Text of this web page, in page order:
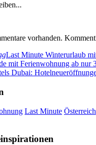
vorhanden.
Last Minute Winterurlaub
mit Ferienwohnung ab nur
Dubai:
Last Minute Österreich